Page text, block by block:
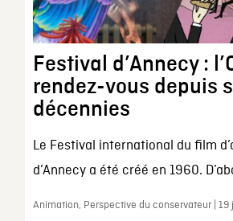
Festival d’Annecy :
rendez-vous depuis
décennies
Le Festival international du film
d’Annecy a été créé en 1960.
Animation, Perspective du conservateur | 19